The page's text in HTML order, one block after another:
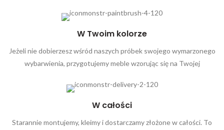
W Twoim kolorze
Jeżeli nie dobierzesz wśród naszych próbek swojego wymarzonego
wybarwienia, przygotujemy meble wzorując się na Twojej
W całości
Starannie montujemy, kleimy i dostarczamy złożone w całości. To